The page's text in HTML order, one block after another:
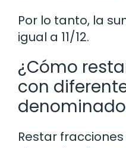
Por lo tanto, la
igual a 11/12.
¿Cómo
con
Restar